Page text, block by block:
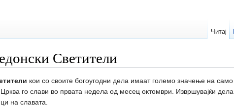
Светители
кои со своите богоугодни дела имаат големо значење на
го слави во првата недела од месец октомври. Извршувајќи
на славата.
Читај